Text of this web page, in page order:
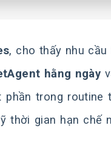
, cho thấy nhu
hằng ngày
phần trong routine
thời gian hạn chế